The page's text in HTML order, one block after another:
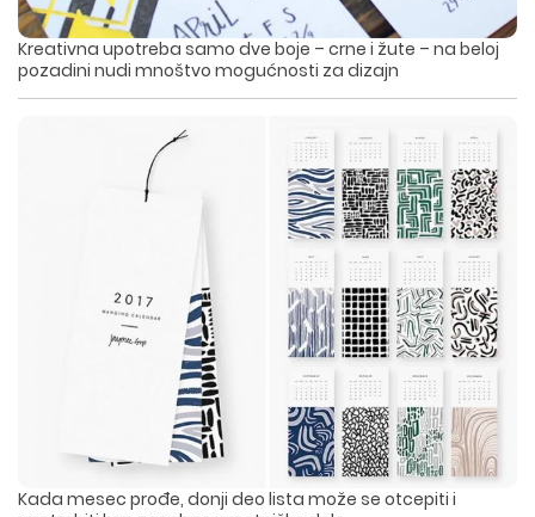
Kreativna upotreba samo dve boje – crne i žute – na beloj
pozadini nudi mnoštvo mogućnosti za dizajn
Kada mesec prođe, donji deo lista može se otcepiti i